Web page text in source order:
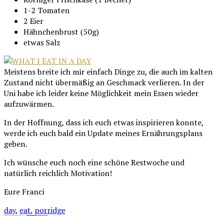
1-2 Tomaten
2 Eier
Hähnchenbrust (50g)
etwas Salz
Meistens breite ich mir einfach Dinge zu, die auch im kalten
Zustand nicht übermäßig an Geschmack verlieren. In der
Uni habe ich leider keine Möglichkeit mein Essen wieder
aufzuwärmen.
In der Hoffnung, dass ich euch etwas inspirieren konnte,
werde ich euch bald ein Update meines Ernährungsplans
geben.
Ich wünsche euch noch eine schöne Restwoche und
natürlich reichlich Motivation!
Eure Franci
day, eat, porridge